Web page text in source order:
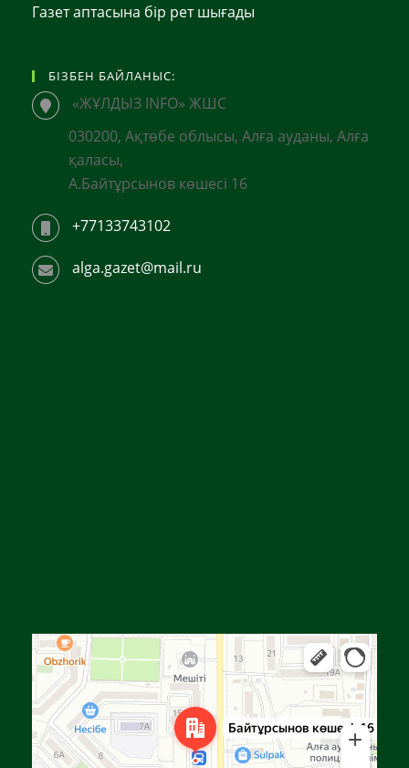
Газет аптасына бір рет шығады
БІЗБЕН БАЙЛАНЫС:
«ЖҰЛДЫЗ INFO» ЖШС
030200, Ақтөбе облысы, Алға ауданы, Алға
қаласы,
А.Байтұрсынов көшесі 16
+77133743102
alga.gazet@mail.ru
Яндекс Карталар — көлік, навигация, орындарды іздеу